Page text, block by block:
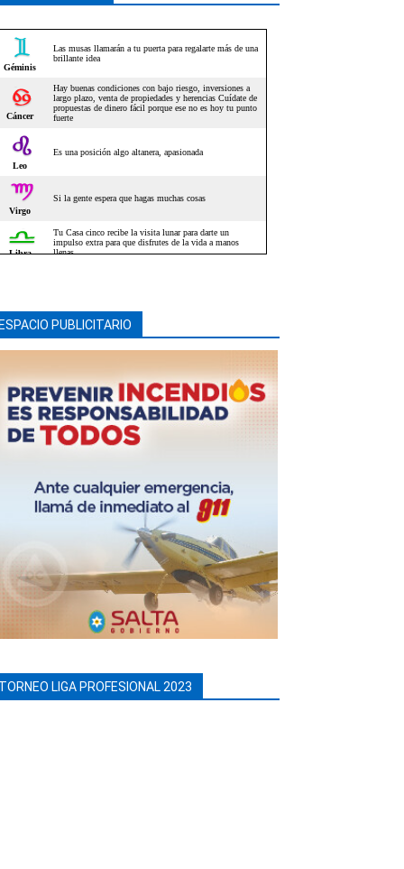
ESPACIO PUBLICITARIO
TORNEO LIGA PROFESIONAL 2023